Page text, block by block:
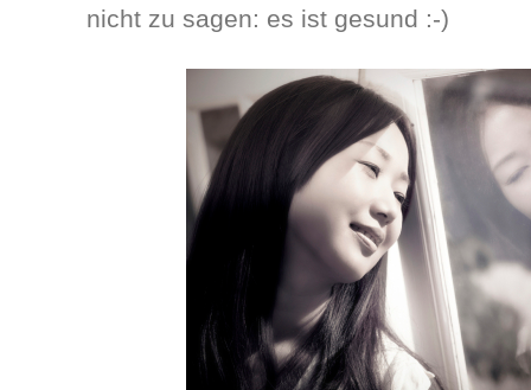
nicht zu sagen: es ist gesund :-)